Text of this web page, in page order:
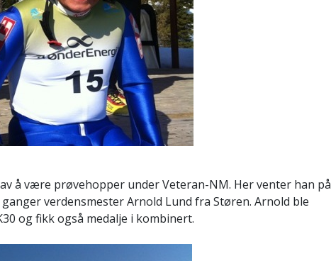
å være prøvehopper under Veteran-NM. Her venter han på
verdensmester Arnold Lund fra Støren. Arnold ble
og fikk også medalje i kombinert.